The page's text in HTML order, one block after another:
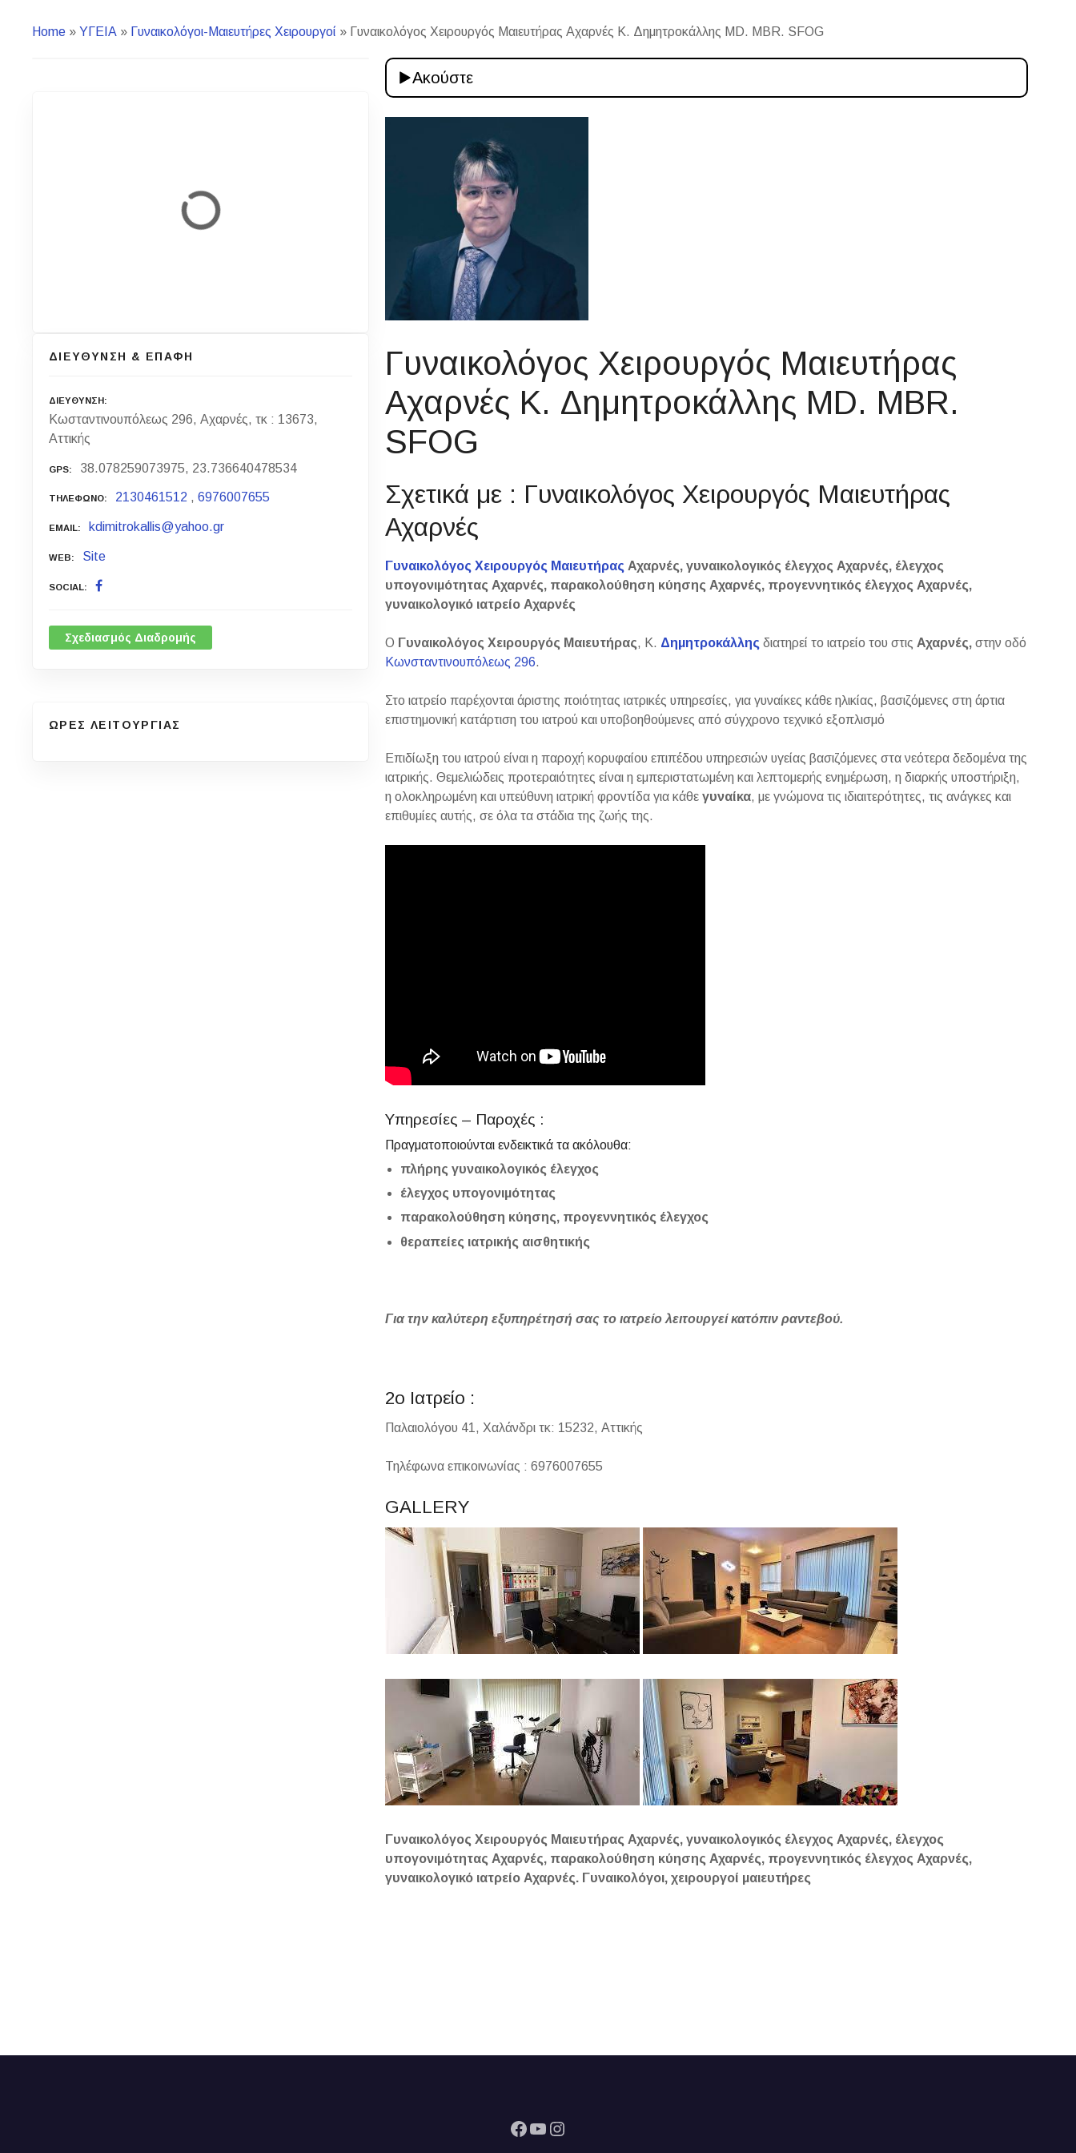
Home » ΥΓΕΙΑ » Γυναικολόγοι-Μαιευτήρες Χειρουργοί » Γυναικολόγος Χειρουργός Μαιευτήρας Αχαρνές Κ. Δημητροκάλλης MD. MBR. SFOG
ΔΙΕΥΘΥΝΣΗ & ΕΠΑΦΗ
ΔΙΕΥΘΥΝΣΗ
Κωσταντινουπόλεως 296, Αχαρνές, τκ : 13673,
Αττικής
GPS 38.078259073975, 23.736640478534
ΤΗΛΕΦΩΝΟ 2130461512 , 6976007655
EMAIL kdimitrokallis@yahoo.gr
WEB Site
SOCIAL
Σχεδιασμός Διαδρομής
ΩΡΕΣ ΛΕΙΤΟΥΡΓΙΑΣ
Ακούστε
Γυναικολόγος Χειρουργός Μαιευτήρας
Αχαρνές Κ. Δημητροκάλλης MD. MBR.
SFOG
Σχετικά με : Γυναικολόγος Χειρουργός Μαιευτήρας
Αχαρνές
Γυναικολόγος Χειρουργός Μαιευτήρας Αχαρνές, γυναικολογικός έλεγχος Αχαρνές, έλεγχος
υπογονιμότητας Αχαρνές, παρακολούθηση κύησης Αχαρνές, προγεννητικός έλεγχος Αχαρνές,
γυναικολογικό ιατρείο Αχαρνές
Ο Γυναικολόγος Χειρουργός Μαιευτήρας, Κ. Δημητροκάλλης διατηρεί το ιατρείο του στις Αχαρνές,στην οδό
Κωνσταντινουπόλεως 296.
Στο ιατρείο παρέχονται άριστης ποιότητας ιατρικές υπηρεσίες, για γυναίκες κάθε ηλικίας, βασιζόμενες στη άρτια
επιστημονική κατάρτιση του ιατρού και υποβοηθούμενες από σύγχρονο τεχνικό εξοπλισμό
Επιδίωξη του ιατρού είναι η παροχή κορυφαίου επιπέδου υπηρεσιών υγείας βασιζόμενες στα νεότερα δεδομένα της
ιατρικής. Θεμελιώδεις προτεραιότητες είναι η εμπεριστατωμένη και λεπτομερής ενημέρωση, η διαρκής υποστήριξη,
η ολοκληρωμένη και υπεύθυνη ιατρική φροντίδα για κάθεγυναίκα, με γνώμονα τις ιδιαιτερότητες, τις ανάγκες και
επιθυμίες αυτής, σε όλα τα στάδια της ζωής της.
Υπηρεσίες – Παροχές :
Πραγματοποιούνται ενδεικτικά τα ακόλουθα:
πλήρης γυναικολογικός έλεγχος
έλεγχος υπογονιμότητας
παρακολούθηση κύησης, προγεννητικός έλεγχος
θεραπείες ιατρικής αισθητικής
Για την καλύτερη εξυπηρέτησή σας το ιατρείο λειτουργεί κατόπιν ραντεβού.
2ο Ιατρείο :
Παλαιολόγου 41, Χαλάνδρι τκ: 15232, Αττικής
Τηλέφωνα επικοινωνίας : 6976007655
GALLERY
Γυναικολόγος Χειρουργός Μαιευτήρας Αχαρνές, γυναικολογικός έλεγχος Αχαρνές, έλεγχος
υπογονιμότητας Αχαρνές, παρακολούθηση κύησης Αχαρνές, προγεννητικός έλεγχος Αχαρνές,
γυναικολογικό ιατρείο Αχαρνές. Γυναικολόγοι, χειρουργοί μαιευτήρες
Facebook YouTube Instagram